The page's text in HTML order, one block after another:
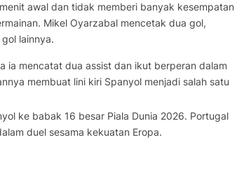
awal dan tidak memberi banyak kesempatan
Mikel Oyarzabal mencetak dua gol,
lainnya.
ia mencatat dua assist dan ikut berperan dalam
membuat lini kiri Spanyol menjadi salah satu
ke babak 16 besar Piala Dunia 2026. Portugal
duel sesama kekuatan Eropa.